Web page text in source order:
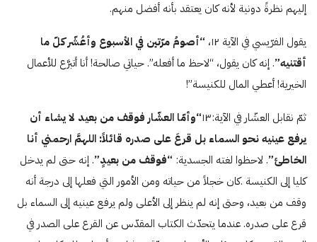
إليهم نظرةً دونية لأنه كان يعتقد بأنه أفضل منهم.
يقول الفرّيسي في الآية ۱۲،
“أصومُ مرّتين في الأسبوع وأعُشّر كلّ ما
أقتنيه”. إنه كان يقول، “لاحظ ما أفعله”. حياتي صالحة! أنا أتبرَّع للأعمال
الخيرية! أعطي المال للكنيسة”!
ثمّ نقابل العشّار في الآية:۱٣
“وأمّا العشّار فوقف من بعيد لا يشاء أن
يرفع عينيه نحو السماء بل قرعَ على صدره قائلاً: اللهمَّ ارحمني أنا
الخاطئ”. لاحظوا لغته الجسدية: “فوقف من بعيدٍ”. إنه حتى لم يدخل
كليا إلى الكنيسة .كان خجلاً من حياته ومن الأمور التي فعلها إلى درجة أنه
وقف من بعيد، وحتى إنه لم ينظر إلى الأعلى ولم يرفع عينيه إلى السماء بل
قرع على صدره. عندما يتحدّث الكتاب المقدّس عن القرع على الصدر في